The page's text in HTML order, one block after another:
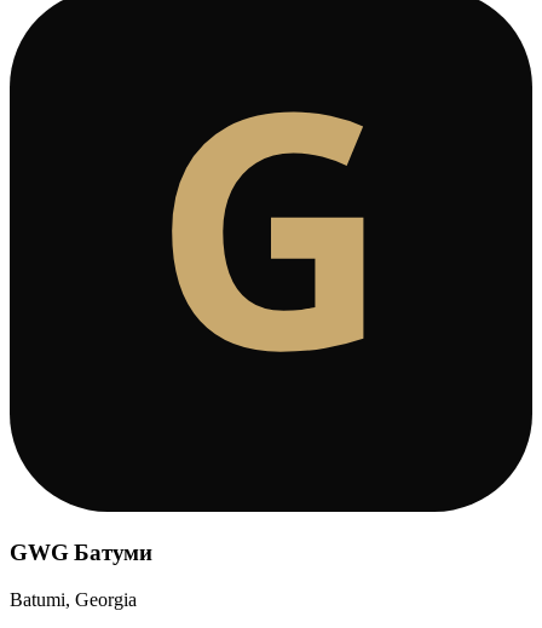
GWG Батуми
Batumi, Georgia